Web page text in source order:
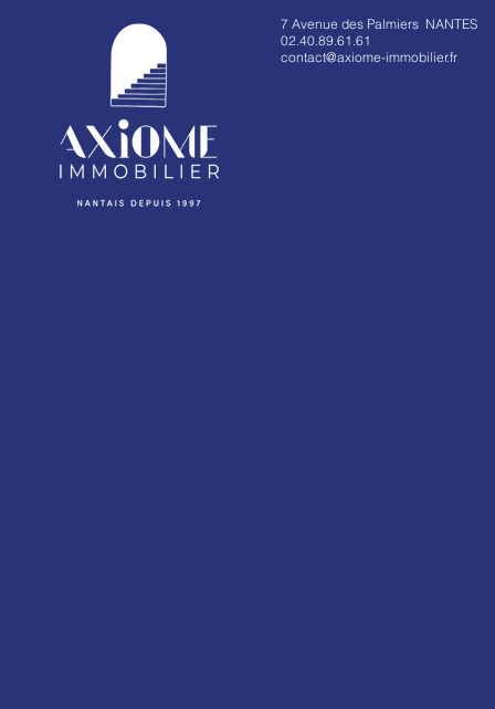
7 Avenue des Palmiers NANTES
02.40.89.61.61
contact@axiome-immobilier.fr